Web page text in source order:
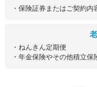
・保険証券またはご契約内
・ねんきん定期便
・年金保険やその他積立